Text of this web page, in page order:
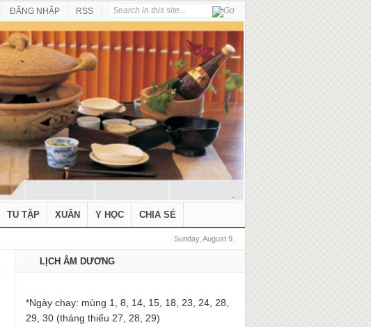
ĐĂNG NHẬP RSS
TU TẬP XUÂN Y HỌC CHIA SẺ
Sunday, August 9.
LỊCH ÂM DƯƠNG
*Ngày chay: mùng 1, 8, 14, 15, 18, 23, 24, 28,
29, 30 (tháng thiếu 27, 28, 29)